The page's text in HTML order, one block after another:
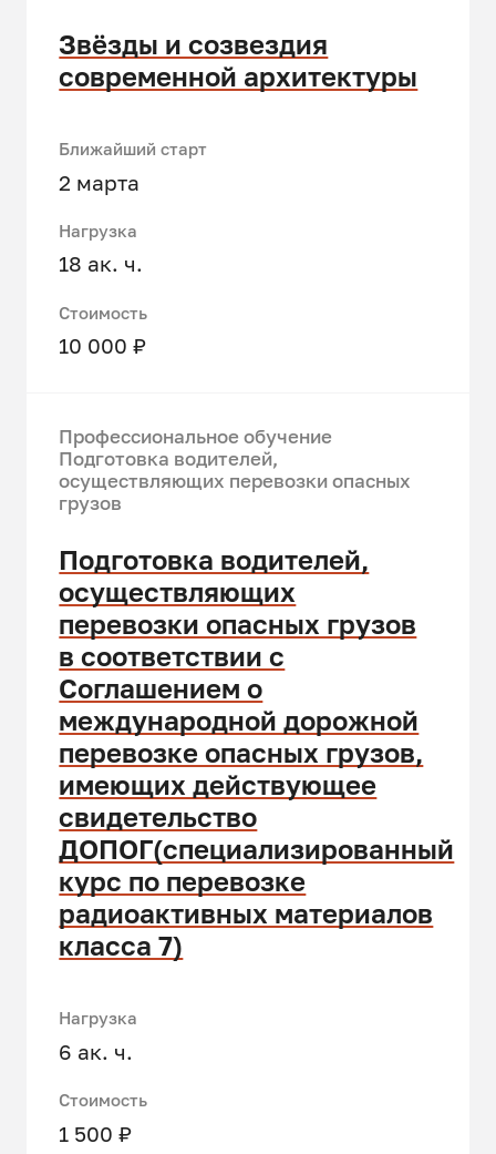
Звёзды и созвездия
современной архитектуры
Ближайший старт
2 марта
Нагрузка
18 ак. ч.
Стоимость
10 000 ₽
Профессиональное обучение
Подготовка водителей,
осуществляющих перевозки опасных
грузов
Подготовка водителей,
осуществляющих
перевозки опасных грузов
в соответствии с
Соглашением о
международной дорожной
перевозке опасных грузов,
имеющих действующее
свидетельство
ДОПОГ(специализированный
курс по перевозке
радиоактивных материалов
класса 7)
Нагрузка
6 ак. ч.
Стоимость
1 500 ₽